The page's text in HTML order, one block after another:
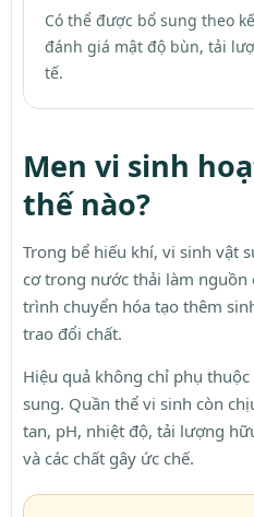
Có thể được bổ sung theo
đánh giá mật độ bùn, tải
tế.
Men vi sinh
thế nào?
Trong bể hiếu khí, vi sinh vật
cơ trong nước thải làm
trình chuyển hóa tạo thêm
trao đổi chất.
Hiệu quả không chỉ phụ
sung. Quần thể vi sinh còn
tan, pH, nhiệt độ, tải lượng
và các chất gây ức chế.